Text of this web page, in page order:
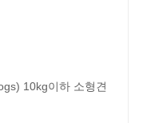
10kg이하 소형견